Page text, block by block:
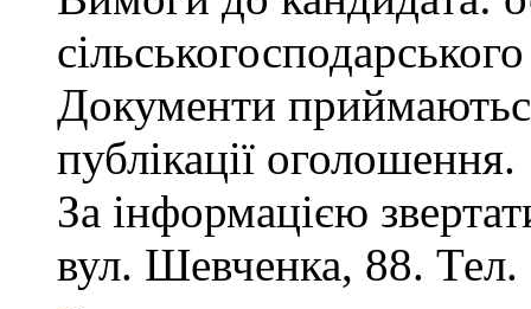
Документи
публікації оголошення.
За інформацією
вул. Шевченка, 88.